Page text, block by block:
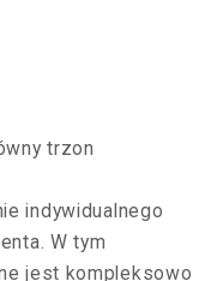
trzon
indywidualnego
W tym
jest kompleksowo